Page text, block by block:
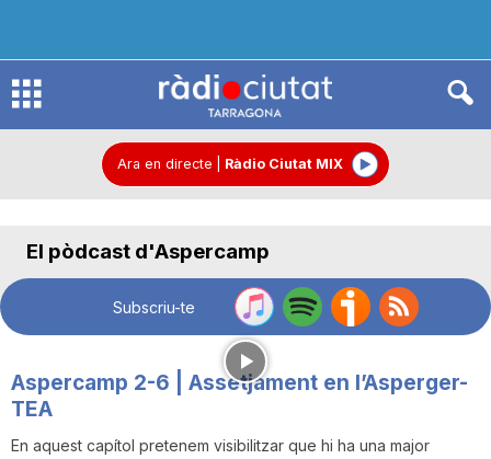
R
o
C
Ara en directe Ràdio Ciutat MIX
El pòdcast d'Aspercamp
Subscriu-te
Aspercamp 2-6 | Assetjament en l’Asperger-
TEA
En aquest capítol pretenem visibilitzar que hi ha una major